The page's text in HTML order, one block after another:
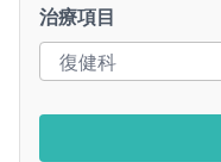
治療項目